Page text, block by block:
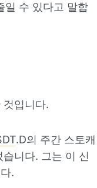
일 수 있다고 말합
것입니다.
.D의 주간 스토캐
니다. 그는 이 신
.